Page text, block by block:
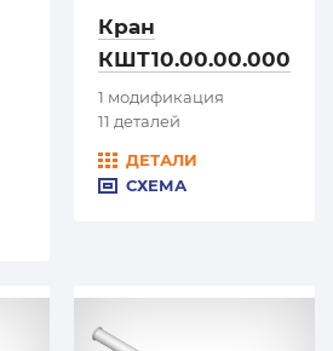
Кран
КШТ10.00.00.000
1 модификация
11 деталей
ДЕТАЛИ
СХЕМА